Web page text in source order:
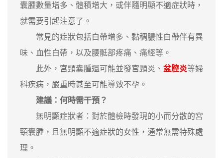
囊腫數量增多、體積增大，或伴隨明顯不適症狀時，
就需要引起注意了。
常見的症狀包括白帶增多、黏稠膿性白帶伴有異
味、血性白帶，以及腰骶部疼痛、痛經等。
此外，宮頸囊腫還可能並發宮頸炎、 盆腔炎等婦
科疾病，嚴重時甚至可能導致不孕。
建議：何時需干預？
‌無明顯症狀者‌：對於體檢時發現的小而分散的宮
頸囊腫，且無明顯不適症狀的女性，通常無需特殊處
理。